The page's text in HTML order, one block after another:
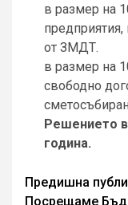
в размер на
предприятия,
от ЗМДТ.
в размер на
свободно
Решението
година.
Предишна
Посрещаме